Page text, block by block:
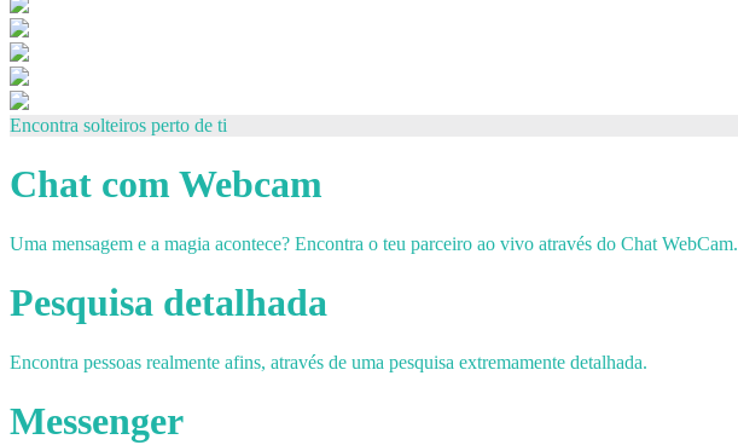
Encontra solteiros perto de ti
Chat com Webcam
Uma mensagem e a magia acontece? Encontra o teu parceiro ao vivo através do Chat WebCam.
Pesquisa detalhada
Encontra pessoas realmente afins, através de uma pesquisa extremamente detalhada.
Messenger